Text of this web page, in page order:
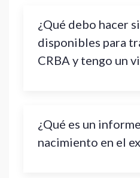
¿Qué debo hacer
disponibles para
CRBA y tengo un
¿Qué es un
nacimiento en el